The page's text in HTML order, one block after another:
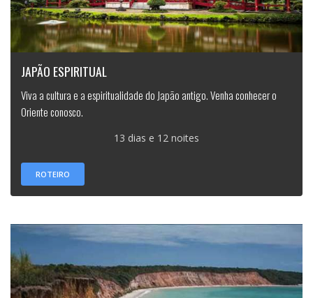
JAPÃO ESPIRITUAL
Viva a cultura e a espiritualidade do Japão antigo. Venha conhecer o
Oriente conosco.
13 dias e 12 noites
ROTEIRO